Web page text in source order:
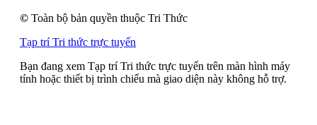
© Toàn bộ bản quyền thuộc Tri Thức
Tạp trí Tri thức trực tuyến
Bạn đang xem Tạp trí Tri thức trực tuyến trên màn hình máy
tính hoặc thiết bị trình chiếu mà giao diện này không hỗ trợ.